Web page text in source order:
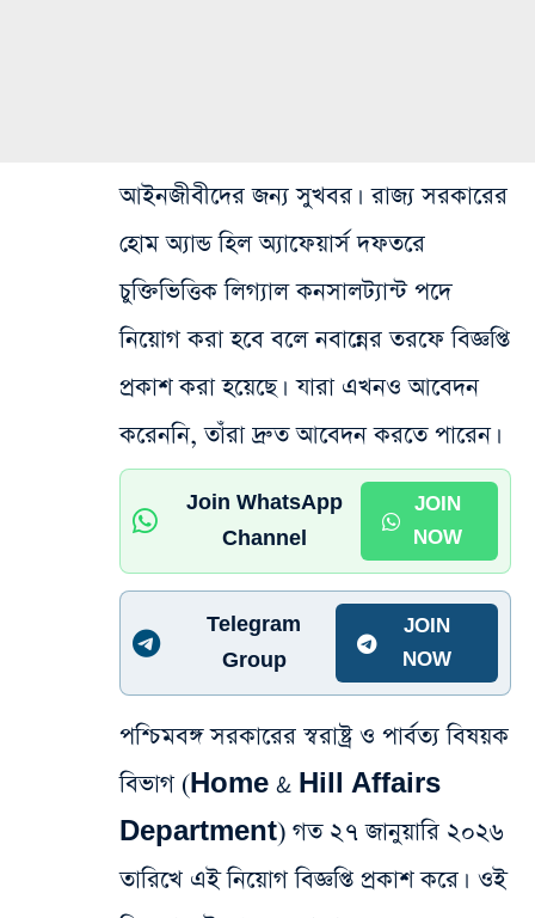
আইনজীবীদের জন্য সুখবর। রাজ্য সরকারের
হোম অ্যান্ড হিল অ্যাফেয়ার্স দফতরে
চুক্তিভিত্তিক লিগ্যাল কনসালট্যান্ট পদে
নিয়োগ করা হবে বলে নবান্নের তরফে বিজ্ঞপ্তি
প্রকাশ করা হয়েছে। যারা এখনও আবেদন
করেননি, তাঁরা দ্রুত আবেদন করতে পারেন।
Join WhatsApp
Channel
JOIN
NOW
Telegram
Group
JOIN
NOW
পশ্চিমবঙ্গ সরকারের স্বরাষ্ট্র ও পার্বত্য বিষয়ক
বিভাগ (Home & Hill Affairs
Department) গত ২৭ জানুয়ারি ২০২৬
তারিখে এই নিয়োগ বিজ্ঞপ্তি প্রকাশ করে। ওই